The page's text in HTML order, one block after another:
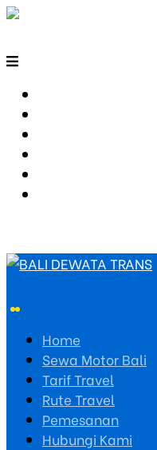
Home
Sewa Motor Bali
Tarif Travel
Rute Travel
Pemesanan
Hubungi Kami